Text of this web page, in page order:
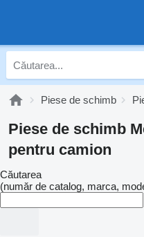
Piese de schimb
Piese de schimb
pentru camion
Căutarea
(număr de catalog, marca,